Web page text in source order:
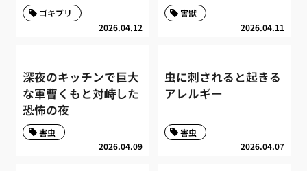
2026.04.12
ゴキブリ
2026.04.11
害獣
深夜のキッチンで巨大
な軍曹くもと対峙した
恐怖の夜
2026.04.09
害虫
虫に刺されると起きる
アレルギー
2026.04.07
害虫